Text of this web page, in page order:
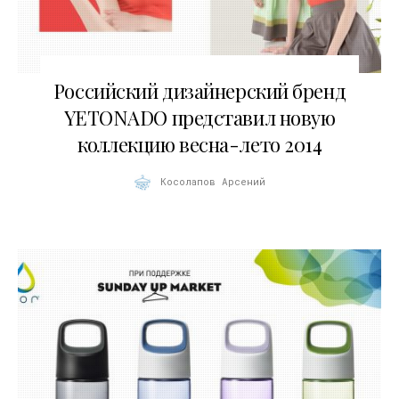
16.05.2014
Российский дизайнерский бренд
YETONADO представил новую
коллекцию весна-лето 2014
Косолапов Арсений